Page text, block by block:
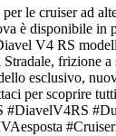
le cruiser ad
è disponibile in
V4 RS
frizione
esclusivo,
per scoprire
#DiavelV4RS